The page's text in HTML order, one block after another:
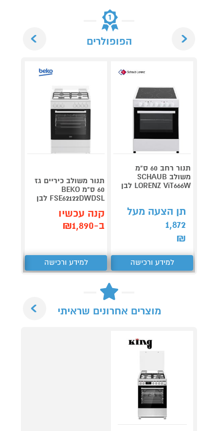
הפופולרים
תנור רחב 60 ס"מ
משולב SCHAUB
LORENZ ViT666W לבן
תן הצעה מעל
1,872
₪
למידע ורכישה
תנור משולב כיריים גז
60 ס"מ BEKO
FSE62122DWDSL לבן
קנה עכשיו
ב-₪1,890
למידע ורכישה
מוצרים אחרונים שראיתי